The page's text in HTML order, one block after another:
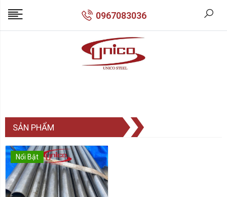
0967083036
SẢN PHẨM
Nổi Bật